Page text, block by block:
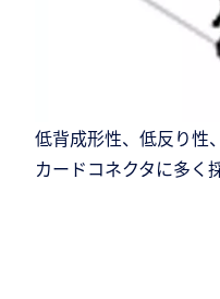
低背成形性、低反り性
カードコネクタに多く